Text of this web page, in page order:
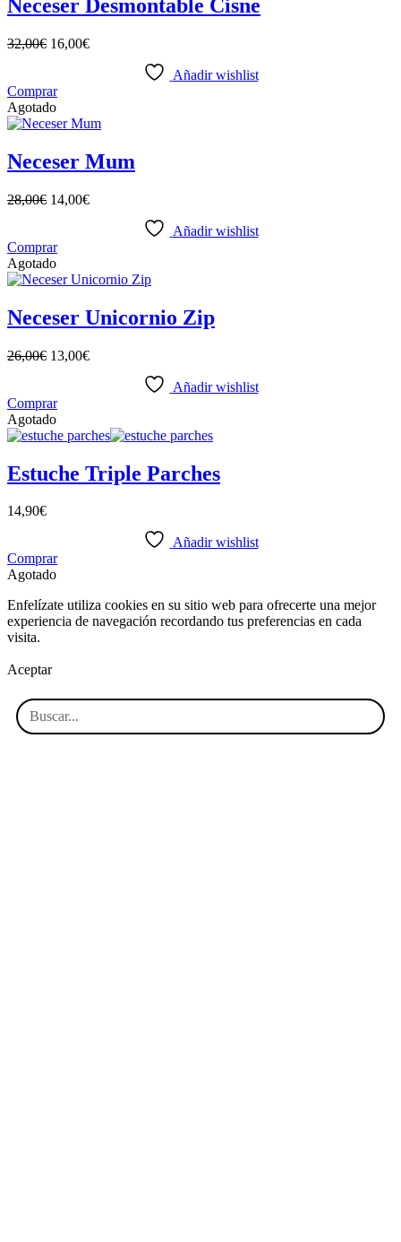
Neceser Desmontable Cisne
32,00€ 16,00€
Añadir wishlist
Comprar
Agotado
Neceser Mum
28,00€ 14,00€
Añadir wishlist
Comprar
Agotado
Neceser Unicornio Zip
26,00€ 13,00€
Añadir wishlist
Comprar
Agotado
Estuche Triple Parches
14,90€
Añadir wishlist
Comprar
Agotado
Enfelízate utiliza cookies en su sitio web para ofrecerte una mejor
experiencia de navegación recordando tus preferencias en cada
visita.
Aceptar